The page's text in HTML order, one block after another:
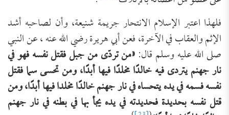
فلهذا اعتبر الإسلام الانتحار جريمة شنيعة، وأن لصاحبه أشد
الإثم والعقاب في الآخرة، فعن أبي هريرة رضي الله عنه ، عن النبي
صلى الله عليه وسلم قال:«من تردّى من جبل فقتل نفسه فهو في
نار جهنم يتردى فيه خالدًا مخلدًا فيها أبدًا، ومن تحسى سما فقتل
نفسه فسمه في يده يتحساه في نار جهنم خالدًا مخلدا فيها أبدًا، ومن
قتل نفسه بحديدة فحديدته في يده يجأ بها في بطنه في نار جهنم